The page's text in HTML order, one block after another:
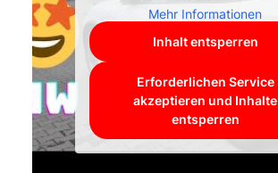
Mehr Informationen
Inhalt entsperren
Erforderlichen Service
akzeptieren und Inhalte
entsperren